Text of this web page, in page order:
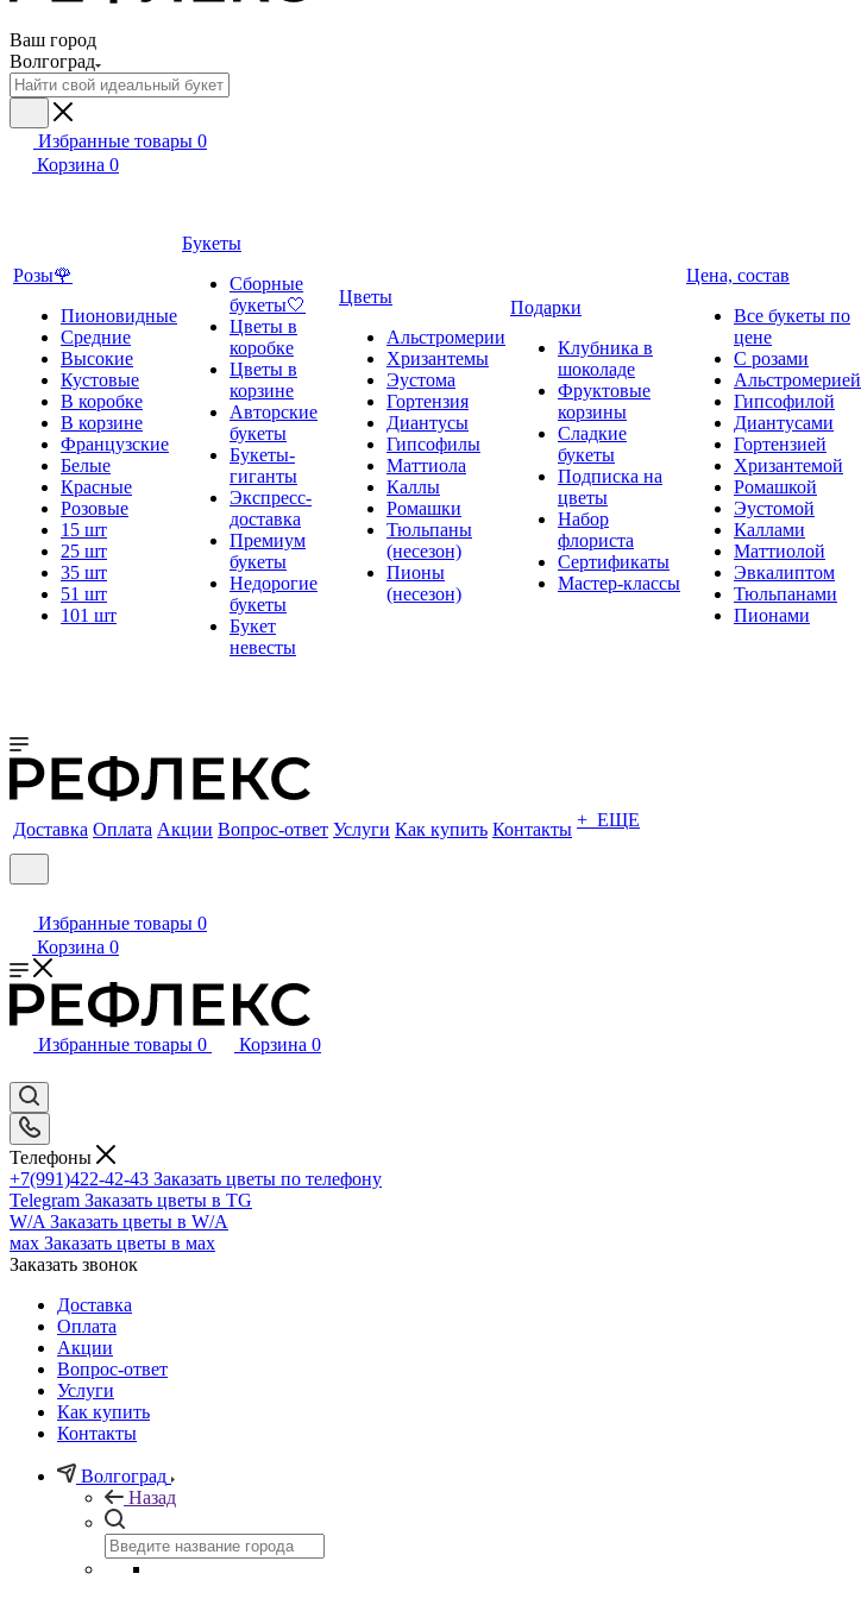
Ваш город
Волгоград
Избранные товары 0
Корзина 0
Розы🌹
Пионовидные
Средние
Высокие
Кустовые
В коробке
В корзине
Французские
Белые
Красные
Розовые
15 шт
25 шт
35 шт
51 шт
101 шт
Букеты
Сборные
букеты🤍
Цветы в
коробке
Цветы в
корзине
Авторские
букеты
Букеты-
гиганты
Экспресс-
доставка
Премиум
букеты
Недорогие
букеты
Букет
невесты
Цветы
Альстромерии
Хризантемы
Эустома
Гортензия
Диантусы
Гипсофилы
Маттиола
Каллы
Ромашки
Тюльпаны
(несезон)
Пионы
(несезон)
Подарки
Клубника в
шоколаде
Фруктовые
корзины
Сладкие
букеты
Подписка на
цветы
Набор
флориста
Сертификаты
Мастер-классы
Цена, состав
Все букеты по
цене
С розами
Альстромерией
Гипсофилой
Диантусами
Гортензией
Хризантемой
Ромашкой
Эустомой
Каллами
Маттиолой
Эвкалиптом
Тюльпанами
Пионами
Доставка Оплата Акции Вопрос-ответ Услуги Как купить Контакты + ЕЩЕ
Избранные товары 0
Корзина 0
Избранные товары 0 Корзина 0
Телефоны
+7(991)422-42-43 Заказать цветы по телефону
Telegram Заказать цветы в TG
W/A Заказать цветы в W/A
мах Заказать цветы в мах
Заказать звонок
Доставка
Оплата
Акции
Вопрос-ответ
Услуги
Как купить
Контакты
Волгоград
Назад